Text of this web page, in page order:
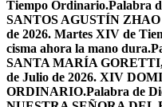
Tiempo Ordinario.Palabra
SANTOS AGUSTÍN
de 2026. Martes XIV de
cisma ahora la mano dura.
SANTA MARÍA
de Julio de 2026. XIV
ORDINARIO.Palabra de